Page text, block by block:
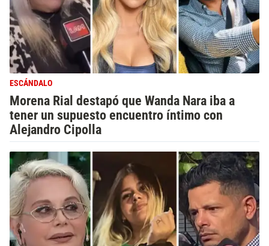
ESCÁNDALO
Morena Rial destapó que Wanda Nara iba a
tener un supuesto encuentro íntimo con
Alejandro Cipolla